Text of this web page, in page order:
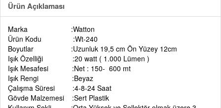
Ürün Açıklaması
Marka :Watton
Ürün Kodu :Wt-240
Boyutlar :Uzunluk 19,5 cm Ön Yüzey 12cm
Işık Özelliği :20 watt ( 1.000 Lümen )
Işık Mesafesi :Net : 150- 600 mt
Işık Rengi :Beyaz
Çalışma Süresi :4-8-24 Saat
Gövde Malzemesi :Sert Plastik